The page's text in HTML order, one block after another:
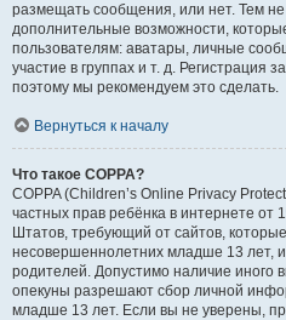
размещать сообщения, или нет. Тем
дополнительные возможности,
пользователям: аватары, личные
участие в группах и т. д. Регистрация
поэтому мы рекомендуем это сделать.
Вернуться к началу
Что такое COPPA?
COPPA (Children’s Online Privacy
частных прав ребёнка в интернете от
Штатов, требующий от сайтов,
несовершеннолетних младше 13 лет,
родителей. Допустимо наличие иного
опекуны разрешают сбор личной
младше 13 лет. Если вы не уверены,